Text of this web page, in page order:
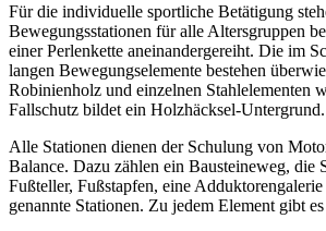
Für die individuelle sportliche Betätigung
Bewegungsstationen für alle Altersgruppen
einer Perlenkette aneinandergereiht. Die im
langen Bewegungselemente bestehen
Robinienholz und einzelnen Stahlelementen
Fallschutz bildet ein Holzhäcksel-Untergrund.
Alle Stationen dienen der Schulung von
Balance. Dazu zählen ein Bausteineweg, die
Fußteller, Fußstapfen, eine
genannte Stationen. Zu jedem Element gibt